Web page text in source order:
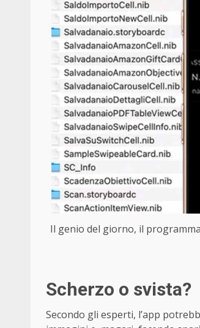
Il genio del giorno, il
Scherzo o svista?
Secondo gli esperti, l’app